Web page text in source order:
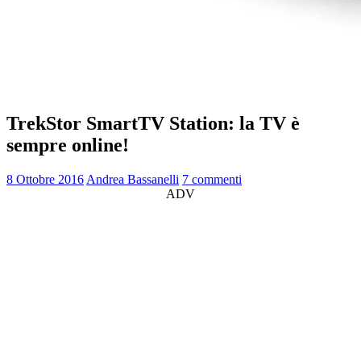
TrekStor SmartTV Station: la TV è
sempre online!
8 Ottobre 2016 Andrea Bassanelli 7 commenti
ADV